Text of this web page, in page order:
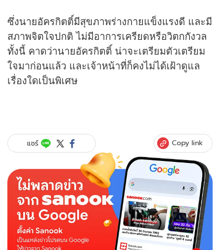
ซึ่งนายอัครกิตติ์มีสุขภาพร่างกายแข็งแรงดี และมี
สภาพจิตใจปกติ ไม่มีอาการเครียดหรือวิตกกังวล
ทั้งนี้ คาดว่านายอัครกิตติ์ น่าจะเตรียมตัวเตรียม
ใจมาก่อนแล้ว และเจ้าหน้าที่ก็คงไม่ได้เฝ้าดูแล
เรื่องใดเป็นพิเศษ
แชร์ Copy link